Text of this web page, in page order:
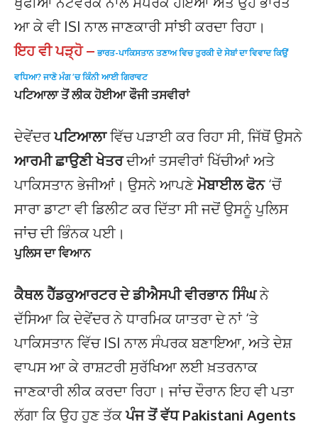
ਆ ਕੇ ਵੀ ISI ਨਾਲ ਜਾਣਕਾਰੀ ਸਾਂਝੀ ਕਰਦਾ ਰਿਹਾ।
ਇਹ ਵੀ ਪੜ੍ਹੋ – ਭਾਰਤ-ਪਾਕਿਸਤਾਨ ਤਣਾਅ ਵਿਚ ਤੁਰਕੀ ਦੇ ਸੇਬਾਂ ਦਾ ਵਿਵਾਦ ਕਿਉਂ
ਵਧਿਆ? ਜਾਣੋ ਮੰਗ ’ਚ ਕਿੰਨੀ ਆਈ ਗਿਰਾਵਟ
ਪਟਿਆਲਾ ਤੋਂ ਲੀਕ ਹੋਈਆ ਫੌਜੀ ਤਸਵੀਰਾਂ
ਦੇਵੇਂਦਰਪਟਿਆਲਾਵਿੱਚ ਪੜਾਈ ਕਰ ਰਿਹਾ ਸੀ, ਜਿੱਥੋਂ ਉਸਨੇ
ਆਰਮੀ ਛਾਉਣੀ ਖੇਤਰਦੀਆਂ ਤਸਵੀਰਾਂ ਖਿੱਚੀਆਂ ਅਤੇ
ਪਾਕਿਸਤਾਨ ਭੇਜੀਆਂ। ਉਸਨੇ ਆਪਣੇਮੋਬਾਈਲ ਫੋਨ‘ਚੋਂ
ਸਾਰਾ ਡਾਟਾ ਵੀ ਡਿਲੀਟ ਕਰ ਦਿੱਤਾ ਸੀ ਜਦੋਂ ਉਸਨੂੰ ਪੁਲਿਸ
ਜਾਂਚ ਦੀ ਭਿੰਨਕ ਪਈ।
ਪੁਲਿਸ ਦਾ ਵਿਆਨ
ਕੈਥਲ ਹੈੱਡਕੁਆਰਟਰ ਦੇ ਡੀਐਸਪੀ ਵੀਰਭਾਨ ਸਿੰਘਨੇ
ਦੱਸਿਆ ਕਿ ਦੇਵੇਂਦਰ ਨੇ ਧਾਰਮਿਕ ਯਾਤਰਾ ਦੇ ਨਾਂ ‘ਤੇ
ਪਾਕਿਸਤਾਨ ਵਿੱਚ ISI ਨਾਲ ਸੰਪਰਕ ਬਣਾਇਆ, ਅਤੇ ਦੇਸ਼
ਵਾਪਸ ਆ ਕੇ ਰਾਸ਼ਟਰੀ ਸੁਰੱਖਿਆ ਲਈ ਖ਼ਤਰਨਾਕ
ਜਾਣਕਾਰੀ ਲੀਕ ਕਰਦਾ ਰਿਹਾ। ਜਾਂਚ ਦੌਰਾਨ ਇਹ ਵੀ ਪਤਾ
ਲੱਗਾ ਕਿ ਉਹ ਹੁਣ ਤੱਕਪੰਜ ਤੋਂ ਵੱਧ Pakistani Agents